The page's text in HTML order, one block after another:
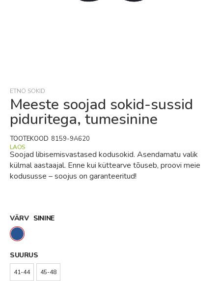
of
the
images
gallery
ETNO SOKID
Meeste soojad sokid-sussid
piduritega, tumesinine
Soojad libisemisvastased kodusokid. Asendamatu valik
külmal aastaajal. Enne kui küttearve tõuseb, proovi meie
kodususse – soojus on garanteeritud!
LAOS
TOOTEKOOD 8159-9A620
VÄRV SININE
SUURUS
41-44 45-48